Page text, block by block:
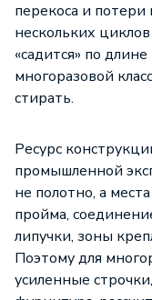
перекоса и потери
нескольких
«садится» по
многоразовой
стирать.
Ресурс
промышленной
не полотно, а
пройма,
липучки, зоны
Поэтому для
усиленные